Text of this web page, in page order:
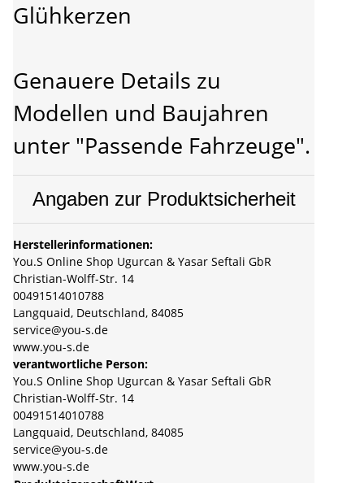
Glühkerzen
Genauere Details zu
Modellen und Baujahren
unter "Passende Fahrzeuge".
Angaben zur Produktsicherheit
Herstellerinformationen:
You.S Online Shop Ugurcan & Yasar Seftali GbR
Christian-Wolff-Str. 14
00491514010788
Langquaid, Deutschland, 84085
service@you-s.de
www.you-s.de
verantwortliche Person:
You.S Online Shop Ugurcan & Yasar Seftali GbR
Christian-Wolff-Str. 14
00491514010788
Langquaid, Deutschland, 84085
service@you-s.de
www.you-s.de